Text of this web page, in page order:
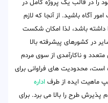
را در قالب یک پروژه کامل در
آگاه باشید. از آنجا که لازم
داشته باشد، لذا امکان شکست
در کشورهای پیشرفته بالا
و ناکارآمدی از سوی مردم
محدودیت های فراوانی برای
ماهیت ایده از طرف اداره
طرح را بالا می برد. برای